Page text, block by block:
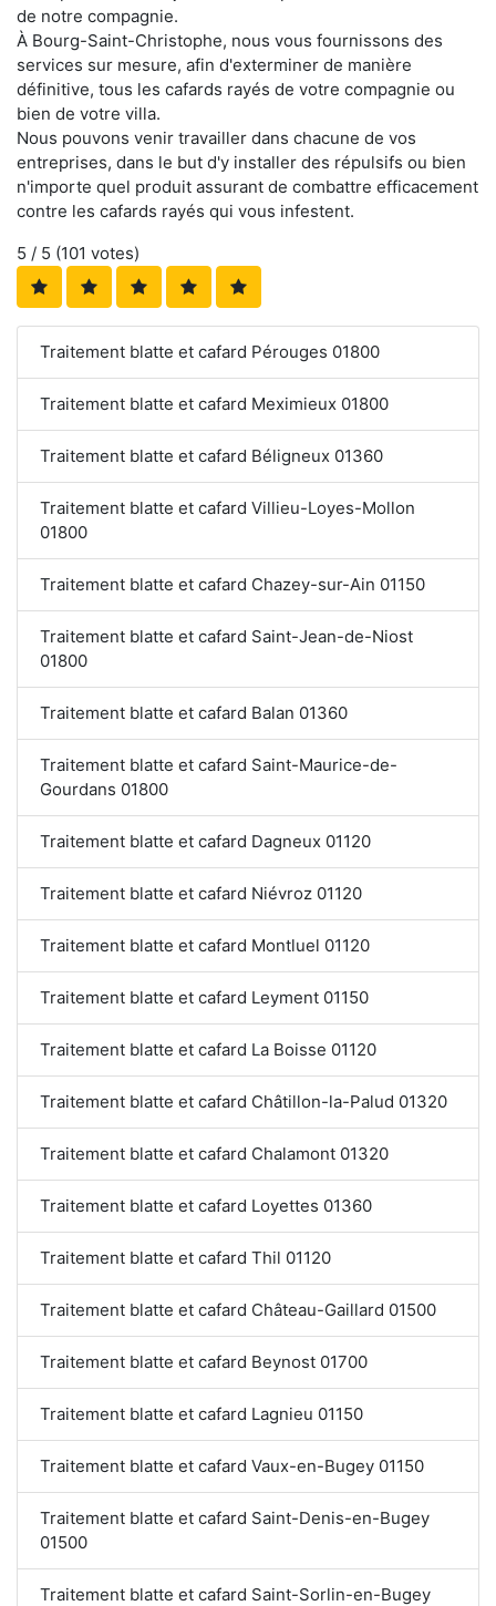
de notre compagnie.
À Bourg-Saint-Christophe, nous vous fournissons des
services sur mesure, afin d'exterminer de manière
définitive, tous les cafards rayés de votre compagnie ou
bien de votre villa.
Nous pouvons venir travailler dans chacune de vos
entreprises, dans le but d'y installer des répulsifs ou bien
n'importe quel produit assurant de combattre efficacement
contre les cafards rayés qui vous infestent.
5 / 5 (101 votes)
Traitement blatte et cafard Pérouges 01800
Traitement blatte et cafard Meximieux 01800
Traitement blatte et cafard Béligneux 01360
Traitement blatte et cafard Villieu-Loyes-Mollon
01800
Traitement blatte et cafard Chazey-sur-Ain 01150
Traitement blatte et cafard Saint-Jean-de-Niost
01800
Traitement blatte et cafard Balan 01360
Traitement blatte et cafard Saint-Maurice-de-
Gourdans 01800
Traitement blatte et cafard Dagneux 01120
Traitement blatte et cafard Niévroz 01120
Traitement blatte et cafard Montluel 01120
Traitement blatte et cafard Leyment 01150
Traitement blatte et cafard La Boisse 01120
Traitement blatte et cafard Châtillon-la-Palud 01320
Traitement blatte et cafard Chalamont 01320
Traitement blatte et cafard Loyettes 01360
Traitement blatte et cafard Thil 01120
Traitement blatte et cafard Château-Gaillard 01500
Traitement blatte et cafard Beynost 01700
Traitement blatte et cafard Lagnieu 01150
Traitement blatte et cafard Vaux-en-Bugey 01150
Traitement blatte et cafard Saint-Denis-en-Bugey
01500
Traitement blatte et cafard Saint-Sorlin-en-Bugey